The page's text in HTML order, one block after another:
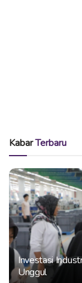
KabarTerbaru
Investasi
Unggul